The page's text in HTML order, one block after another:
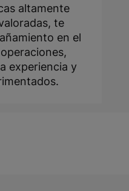
altamente
te
en el
experiencia y